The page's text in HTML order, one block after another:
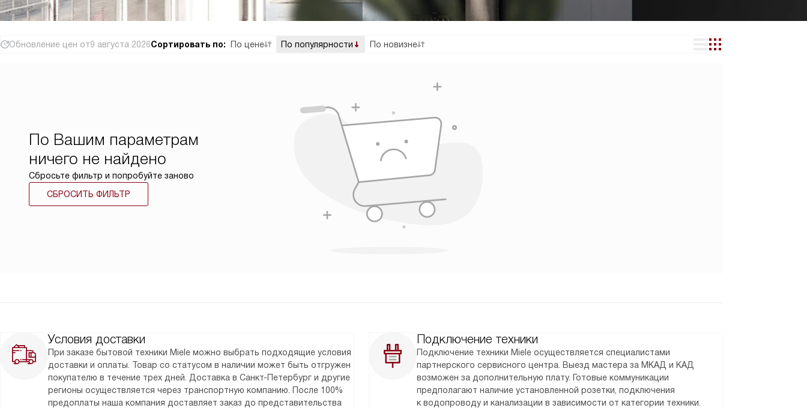
Обновление цен от9 августа 2026Сортировать по: По цене По популярности По новизне
По Вашим параметрам
ничего не найдено
Сбросьте фильтр и попробуйте заново
СБРОСИТЬ ФИЛЬТР
Условия доставки
При заказе бытовой техники Miele можно выбрать подходящие условия
доставки и оплаты. Товар со статусом в наличии может быть отгружен
покупателю в течение трех дней. Доставка в Санкт-Петербург и другие
регионы осуществляется через транспортную компанию. После 100%
предоплаты наша компания доставляет заказ до представительства
Подключение техники
Подключение техники Miele осуществляется специалистами
партнерского сервисного центра. Выезд мастера за МКАД и КАД
возможен за дополнительную плату. Готовые коммуникации
предполагают наличие установленной розетки, подключения
к водопроводу и канализации в зависимости от категории техники.